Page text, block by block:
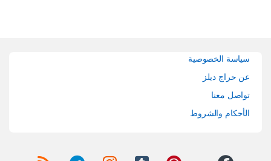
سياسة الخصوصية
عن حراج ديلز
تواصل معنا
الأحكام والشروط